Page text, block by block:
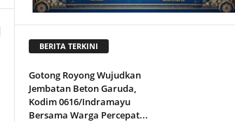
BERITA TERKINI
Gotong Royong Wujudkan
Jembatan Beton Garuda,
Kodim 0616/Indramayu
Bersama Warga Percepat...